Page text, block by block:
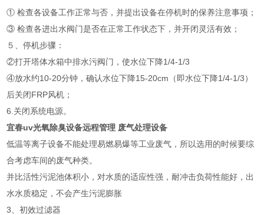
① 检查各设备工作正常与否，并提出设备在停机时的保养注意事项；
③ 检查各进出水阀门是否在正常工作状态下，并开闭灵活有效；
５、停机步骤：
②打开塔体水箱中排水污阀门，使水位下降1/4-1/3
④放水约10-20分钟，确认水位下降15-20cm（即水位下降1/4-1/3）
后关闭FRP风机；
6.关闭系统电源。
宜春uv光氧除臭设备远程管理 废气处理设备
低温等离子设备不能处理易燃易爆等工业废气，所以选用的时候要综
合考虑车间的废气种类。
并比活性污泥池体积小，对水质的适应性强，耐冲击负荷性能好，出
水水质稳定，不会产生污泥膨胀
3、初效过滤器